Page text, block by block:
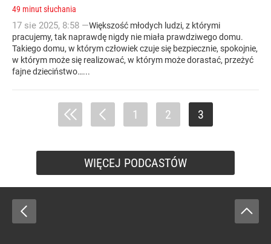
49 minut słuchania
17 sie 2025, 8:58 —Większość młodych ludzi, z którymi
pracujemy, tak naprawdę nigdy nie miała prawdziwego domu.
Takiego domu, w którym człowiek czuje się bezpiecznie, spokojnie,
w którym może się realizować, w którym może dorastać, przeżyć
fajne dzieciństwo…...
1 2 3
WIĘCEJ PODCASTÓW